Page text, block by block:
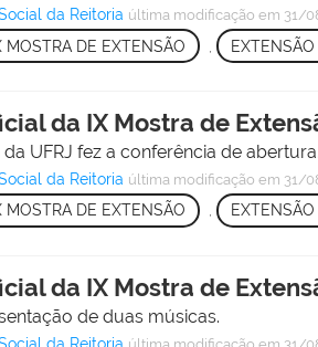
da Reitoria última modificação em 31/
MOSTRA DE EXTENSÃO
da IX Mostra de
UFRJ fez a conferência de
da Reitoria última modificação em 31/
MOSTRA DE EXTENSÃO ,
da IX Mostra de
de duas músicas.
da Reitoria